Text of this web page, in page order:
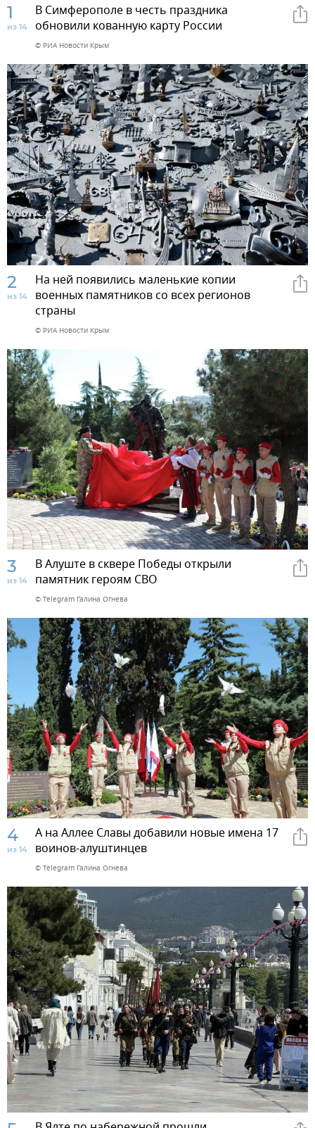
1
из 14
В Симферополе в честь праздника
обновили кованную карту России
© РИА Новости Крым
2
из 14
На ней появились маленькие копии
военных памятников со всех регионов
страны
© РИА Новости Крым
3
из 14
В Алуште в сквере Победы открыли
памятник героям СВО
© Telegram Галина Огнева
4
из 14
А на Аллее Славы добавили новые имена 17
воинов-алуштинцев
© Telegram Галина Огнева